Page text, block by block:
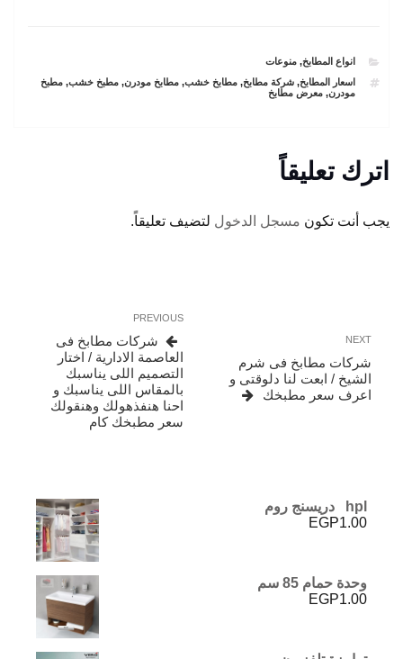
CATEGORIES
انواع المطابخ,منوعات
TAGS
اسعار المطابخ,شركة مطابخ,مطابخ خشب,مطابخ مودرن,مطبخ خشب,مطبخ
مودرن,معرض مطابخ
اترك تعليقاً
يجب أنت تكون مسجل الدخول لتضيف تعليقاً.
المقالات
Previous
Post
PREVIOUS
شركات مطابخ فى
العاصمة الادارية / اختار
التصميم اللى يناسبك
بالمقاس اللى يناسبك و
احنا هنفذهولك وهنقولك
سعر مطبخك كام
Next
Post
NEXT
شركات مطابخ فى شرم
الشيخ / ابعت لنا دلوقتى و
اعرف سعر مطبخك
hpl دريسنج روم
EGP1.00
وحدة حمام 85 سم
EGP1.00